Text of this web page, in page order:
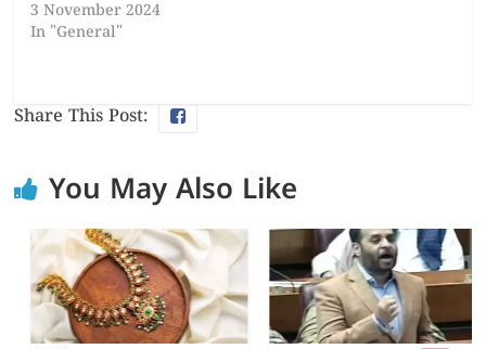
3 November 2024
In "General"
Share This Post:
You May Also Like